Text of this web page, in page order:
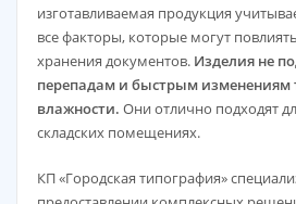
изготавливаемая продукция
все факторы, которые могут
хранения документов. Изделия не
перепадам и быстрым изменениям
влажности. Они отлично подходят
складских помещениях.
КП «Городская типография»